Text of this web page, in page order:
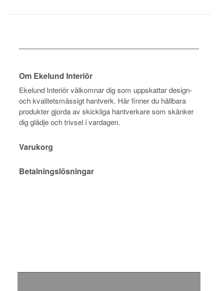
Om Ekelund Interiör
Ekelund Interiör välkomnar dig som uppskattar design-
och kvalitetsmässigt hantverk. Här finner du hållbara
produkter gjorda av skickliga hantverkare som skänker
dig glädje och trivsel i vardagen.
Varukorg
Betalningslösningar